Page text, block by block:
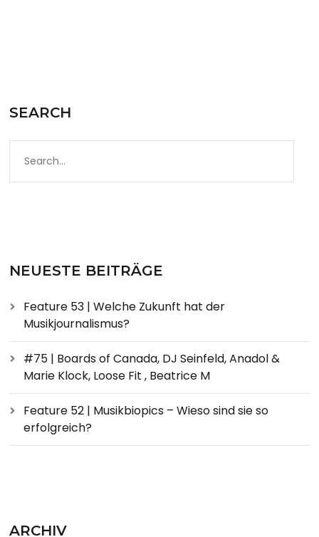
SEARCH
NEUESTE BEITRÄGE
Feature 53 | Welche Zukunft hat der
Musikjournalismus?
#75 | Boards of Canada, DJ Seinfeld, Anadol &
Marie Klock, Loose Fit , Beatrice M
Feature 52 | Musikbiopics – Wieso sind sie so
erfolgreich?
ARCHIV